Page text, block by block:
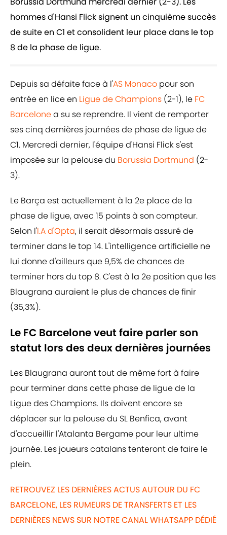
hommes d'Hansi Flick signent un cinquième succès
de suite en C1 et consolident leur place dans le top
8 de la phase de ligue.
Depuis sa défaite face à l'AS Monaco pour son
entrée en lice en Ligue de Champions (2-1), le FC
Barcelonea su se reprendre. Il vient de remporter
ses cinq dernières journées de phase de ligue de
C1. Mercredi dernier, l'équipe d'Hansi Flick s'est
imposée sur la pelouse du Borussia Dortmund (2-
3).
Le Barça est actuellement à la 2e place de la
phase de ligue, avec 15 points à son compteur.
Selon l'I.A d'Opta, il serait désormais assuré de
terminer dans le top 14. L'intelligence artificielle ne
lui donne d'ailleurs que 9,5% de chances de
terminer hors du top 8. C'est à la 2e position que les
Blaugrana auraient le plus de chances de finir
(35,3%).
Le FC Barcelone veut faire parler son
statut lors des deux dernières journées
Les Blaugrana auront tout de même fort à faire
pour terminer dans cette phase de ligue de la
Ligue des Champions. Ils doivent encore se
déplacer sur la pelouse du SL Benfica, avant
d'accueillir l'Atalanta Bergame pour leur ultime
journée. Les joueurs catalans tenteront de faire le
plein.
RETROUVEZ LES DERNIÈRES ACTUS AUTOUR DU FC
BARCELONE, LES RUMEURS DE TRANSFERTS ET LES
DERNIÈRES NEWS SUR NOTRE CANAL WHATSAPP DÉDIÉ